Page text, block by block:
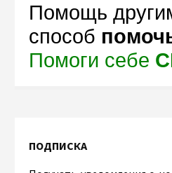
Помощь
способ
Помоги себе
ПОДПИСКА